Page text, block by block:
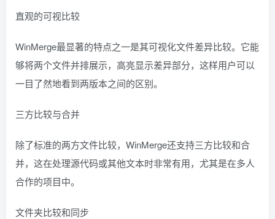
直观的可视比较
WinMerge最显著的特点之一是其可视化文件差异比较。它能
够将两个文件并排展示，高亮显示差异部分，这样用户可以
一目了然地看到两版本之间的区别。
三方比较与合并
除了标准的两方文件比较，WinMerge还支持三方比较和合
并，这在处理源代码或其他文本时非常有用，尤其是在多人
合作的项目中。
文件夹比较和同步